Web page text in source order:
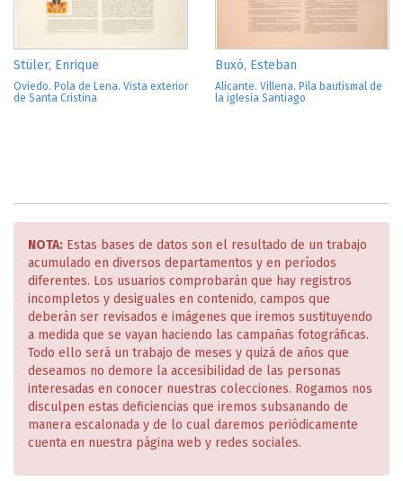
Stüler, Enrique
Oviedo. Pola de Lena. Vista exterior
de Santa Cristina
Buxó, Esteban
Alicante. Villena. Pila bautismal de
la iglesia Santiago
NOTA: Estas bases de datos son el resultado de un trabajo
acumulado en diversos departamentos y en períodos
diferentes. Los usuarios comprobarán que hay registros
incompletos y desiguales en contenido, campos que
deberán ser revisados e imágenes que iremos sustituyendo
a medida que se vayan haciendo las campañas fotográficas.
Todo ello será un trabajo de meses y quizá de años que
deseamos no demore la accesibilidad de las personas
interesadas en conocer nuestras colecciones. Rogamos nos
disculpen estas deficiencias que iremos subsanando de
manera escalonada y de lo cual daremos periódicamente
cuenta en nuestra página web y redes sociales.